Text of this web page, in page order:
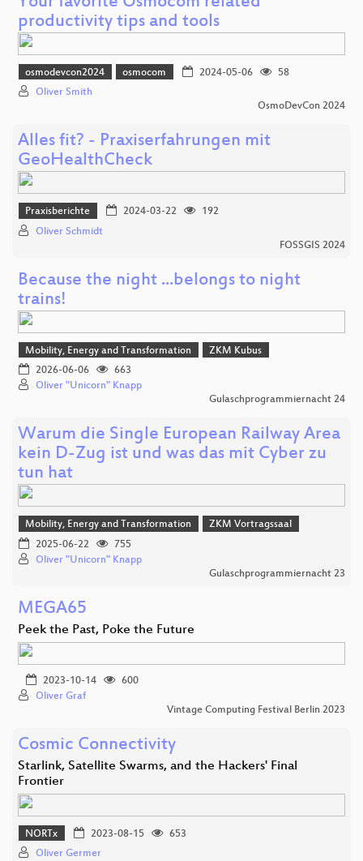
productivity tips and tools
osmodevcon2024 osmocom 2024-05-06
58
Oliver Smith
OsmoDevCon 2024
Alles fit? - Praxiserfahrungen mit
GeoHealthCheck
Praxisberichte 2024-03-22
192
Oliver Schmidt
FOSSGIS 2024
Because the night ...belongs to night
trains!
Mobility, Energy and Transformation
ZKM Kubus
2026-06-06
663
Oliver "Unicorn" Knapp
Gulaschprogrammiernacht 24
Warum die Single European Railway Area
kein D-Zug ist und was das mit Cyber zu
tun hat
Mobility, Energy and Transformation
ZKM Vortragssaal
2025-06-22
755
Oliver "Unicorn" Knapp
Gulaschprogrammiernacht 23
MEGA65
Peek the Past, Poke the Future
2023-10-14
600
Oliver Graf
Vintage Computing Festival Berlin 2023
Cosmic Connectivity
Starlink, Satellite Swarms, and the Hackers' Final
Frontier
NORTx 2023-08-15
653
Oliver Germer